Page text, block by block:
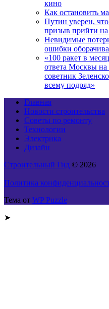
кино
Как остановить
Путин уверен,
призыв прийти
Невидимые
ошибки
«100 ракет в
ответа Москвы
советник
всему подряд»
Главная
Новости строительства
Советы по ремонту
Технологии
Электрика
Дизайн
Строительный Гид © 2026
Политика
Тема от WP Puzzle
➤